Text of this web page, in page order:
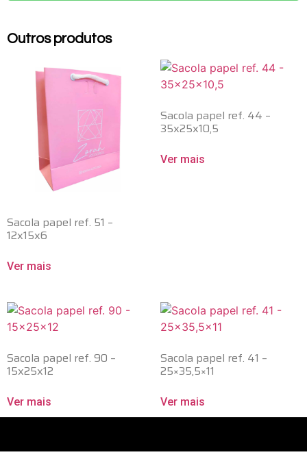
Outros produtos
Sacola papel ref. 51 –
12x15x6
Ver mais
Sacola papel ref. 44 –
35x25x10,5
Ver mais
Sacola papel ref. 90 –
15x25x12
Ver mais
Sacola papel ref. 41 –
25×35,5×11
Ver mais